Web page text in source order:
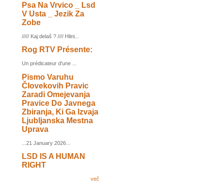
Psa Na Vrvico _ Lsd
V Usta _ Jezik Za
Zobe
///// Kaj delaš ? //// Hlini...
Rog RTV Présente:
Un prédicateur d'une ...
Pismo Varuhu
Človekovih Pravic
Zaradi Omejevanja
Pravice Do Javnega
Zbiranja, Ki Ga Izvaja
Ljubljanska Mestna
Uprava
...21 January 2026...
LSD IS A HUMAN
RIGHT
več